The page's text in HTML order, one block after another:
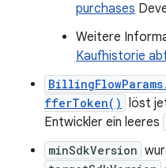
purchases
Weitere
Kaufhistorie
fferToken() löst
Entwickler ein leeres
minSdkVersion